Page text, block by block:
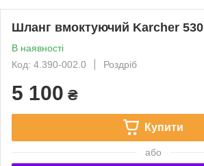
Шланг вмоктуючий Karcher 530
В наявності
Код: 4.390-002.0
Роздріб
5 100 ₴
Купити
або